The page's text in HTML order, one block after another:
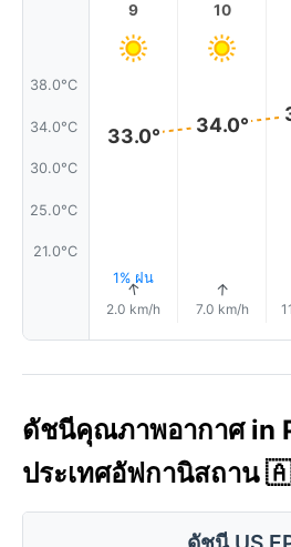
38.0°C
34.0°C
30.0°C
25.0°C
21.0°C
9
33.0°
1% ฝน
↑
2.0 km/h
10
34.0°
↑
7.0 km/h
ดัชนีคุณภาพอากาศ in
ประเทศอัฟกานิสถาน